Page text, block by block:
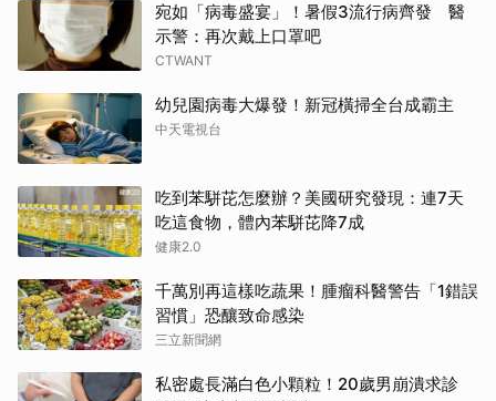
宛如「病毒盛宴」！暑假3流行病齊發 醫
示警：再次戴上口罩吧
CTWANT
幼兒園病毒大爆發！新冠橫掃全台成霸主
中天電視台
吃到苯駢芘怎麼辦？美國研究發現：連7天
吃這食物，體內苯駢芘降7成
健康2.0
千萬別再這樣吃蔬果！腫瘤科醫警告「1錯誤
習慣」恐釀致命感染
三立新聞網
私密處長滿白色小顆粒！20歲男崩潰求診